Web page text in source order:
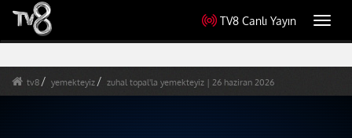
TV8 Canlı Yayın
tv8 yemekteyiz zuhal topal'la yemekteyiz | 26 haziran 2026